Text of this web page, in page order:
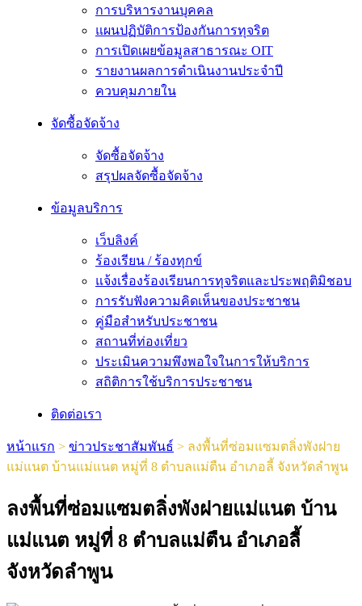
การบริหารงานบุคคล
แผนปฏิบัติการป้องกันการทุจริต
การเปิดเผยข้อมูลสาธารณะ OIT
รายงานผลการดำเนินงานประจำปี
ควบคุมภายใน
จัดซื้อจัดจ้าง
จัดซื้อจัดจ้าง
สรุปผลจัดซื้อจัดจ้าง
ข้อมูลบริการ
เว็บลิงค์
ร้องเรียน / ร้องทุกข์
แจ้งเรื่องร้องเรียนการทุจริตและประพฤติมิชอบ
การรับฟังความคิดเห็นของประชาชน
คู่มือสำหรับประชาชน
สถานที่ท่องเที่ยว
ประเมินความพึงพอใจในการให้บริการ
สถิติการใช้บริการประชาชน
ติดต่อเรา
หน้าแรก > ข่าวประชาสัมพันธ์ > ลงพื้นที่ซ่อมแซมตลิ่งพังฝาย
แม่แนต บ้านแม่แนต หมู่ที่ 8 ตำบลแม่ตืน อำเภอลี้ จังหวัดลำพูน
ลงพื้นที่ซ่อมแซมตลิ่งพังฝายแม่แนต บ้าน
แม่แนต หมู่ที่ 8 ตำบลแม่ตืน อำเภอลี้
จังหวัดลำพูน